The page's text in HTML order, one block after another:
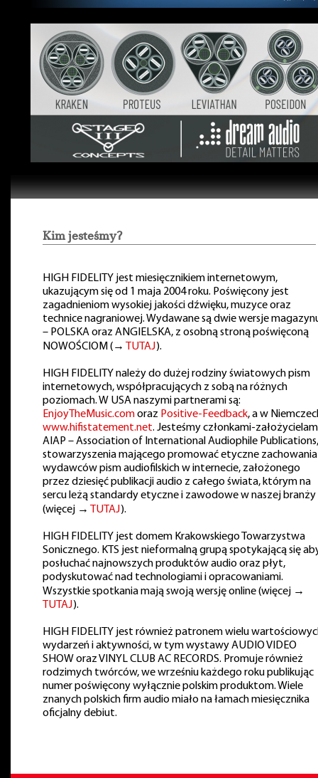
Kim jesteśmy?
HIGH FIDELITY jest miesięcznikiem internetowym,
ukazującym się od 1 maja 2004 roku. Poświęcony jest
zagadnieniom wysokiej jakości dźwięku, muzyce oraz
technice nagraniowej. Wydawane są dwie wersje
– POLSKA oraz ANGIELSKA, z osobną stroną poświęconą
NOWOŚCIOM (→
TUTAJ).
HIGH FIDELITY należy do dużej rodziny światowych pism
internetowych, współpracujących z sobą na różnych
poziomach. W USA naszymi partnerami są:
EnjoyTheMusic.comoraz Positive-Feedback, a w
www.hifistatement.net. Jesteśmy członkami-
AIAP – Association of International Audiophile Publications,
stowarzyszenia mającego promować etyczne zachowania
wydawców pism audiofilskich w internecie, założonego
przez dziesięć publikacji audio z całego świata, którym na
sercu leżą standardy etyczne i zawodowe w naszej branży
(więcej →
TUTAJ).
HIGH FIDELITY jest domem Krakowskiego Towarzystwa
Sonicznego. KTS jest nieformalną grupą spotykającą się
posłuchać najnowszych produktów audio oraz płyt,
podyskutować nad technologiami i opracowaniami.
Wszystkie spotkania mają swoją wersję online (więcej →
TUTAJ).
HIGH FIDELITY jest również patronem wielu
wydarzeń i aktywności, w tym wystawy AUDIO VIDEO
SHOW oraz VINYL CLUB AC RECORDS. Promuje również
rodzimych twórców, we wrześniu każdego roku publikując
numer poświęcony wyłącznie polskim produktom. Wiele
znanych polskich firm audio miało na łamach miesięcznika
oficjalny debiut.